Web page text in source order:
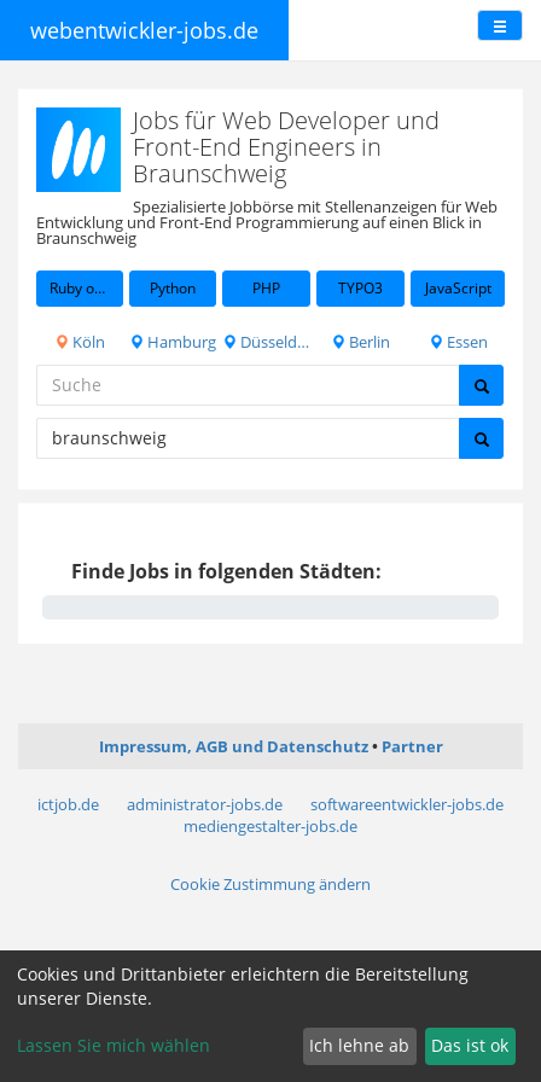
webentwickler-jobs.de
Jobs für Web Developer und
Front-End Engineers in
Braunschweig
Spezialisierte Jobbörse mit Stellenanzeigen für Web
Entwicklung und Front-End Programmierung auf einen Blick in
Braunschweig
Ruby on Rails Python PHP TYPO3 JavaScript
Köln Hamburg Düsseldorf Berlin Essen
Finde Jobs in folgenden Städten:
Impressum, AGB und Datenschutz Partner
ictjob.de administrator-jobs.de
softwareentwickler-jobs.de
mediengestalter-jobs.de
Cookie Zustimmung ändern
Cookies und Drittanbieter erleichtern die Bereitstellung
unserer Dienste.
Lassen Sie mich wählen Ich lehne ab Das ist ok